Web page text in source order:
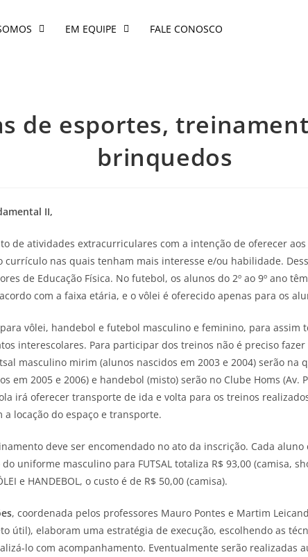
EM EQUIPE FALE CONOSCO
de esportes,
brinquedos
II,
de atividades extracurriculares com a intenção de oferecer
nas quais tenham mais interesse e/ou habilidade.
de Educação Física. No futebol, os alunos do 2º ao 9º ano
com a faixa etária, e o vôlei é oferecido apenas para os
vôlei, handebol e futebol masculino e feminino, para assim
interescolares. Para participar dos treinos não é preciso fazer
masculino mirim (alunos nascidos em 2003 e 2004) serão na
em 2005 e 2006) e handebol (misto) serão no Clube Homs (Av.
irá oferecer transporte de ida e volta para os treinos
locação do espaço e transporte.
deve ser encomendado no ato da inscrição. Cada
uniforme masculino para FUTSAL totaliza R$ 93,00 (camisa,
e HANDEBOL, o custo é de R$ 50,00 (camisa).
, coordenada pelos professores Mauro Pontes e Martim
útil), elaboram uma estratégia de execução, escolhendo as
lo com acompanhamento. Eventualmente serão realizadas